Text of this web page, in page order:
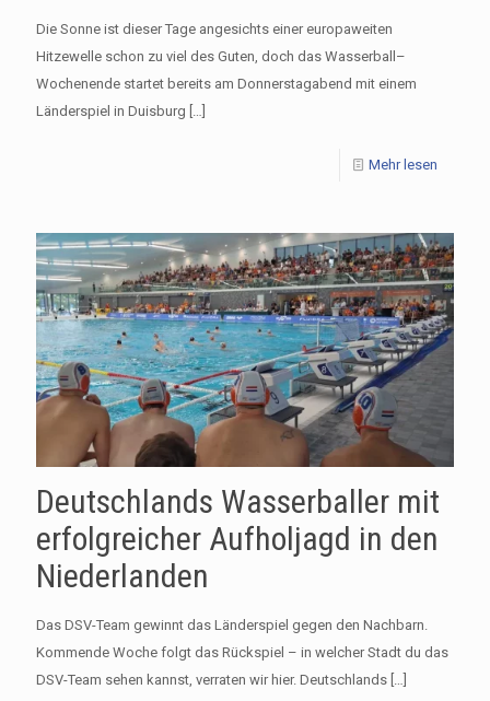
Die Sonne ist dieser Tage angesichts einer europaweiten
Hitzewelle schon zu viel des Guten, doch das Wasserball–
Wochenende startet bereits am Donnerstagabend mit einem
Länderspiel in Duisburg […]
Mehr lesen
Deutschlands Wasserballer mit
erfolgreicher Aufholjagd in den
Niederlanden
Das DSV-Team gewinnt das Länderspiel gegen den Nachbarn.
Kommende Woche folgt das Rückspiel – in welcher Stadt du das
DSV-Team sehen kannst, verraten wir hier. Deutschlands […]